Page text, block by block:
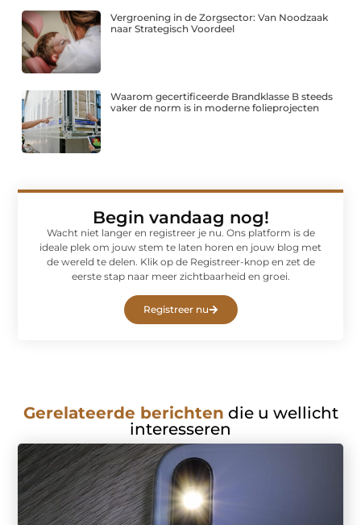
Vergroening in de Zorgsector: Van Noodzaak
naar Strategisch Voordeel
Waarom gecertificeerde Brandklasse B steeds
vaker de norm is in moderne folieprojecten
Begin vandaag nog!
Wacht niet langer en registreer je nu. Ons platform is de
ideale plek om jouw stem te laten horen en jouw blog met
de wereld te delen. Klik op de Registreer-knop en zet de
eerste stap naar meer zichtbaarheid en groei.
Registreer nu
Gerelateerde berichten die u wellicht
interesseren